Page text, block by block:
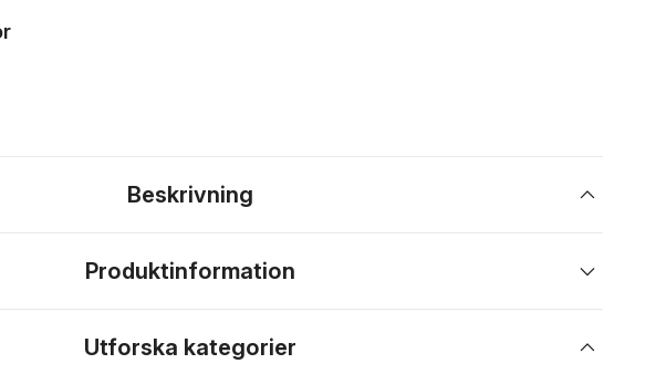
Beskrivning
Produktinformation
Utforska kategorier